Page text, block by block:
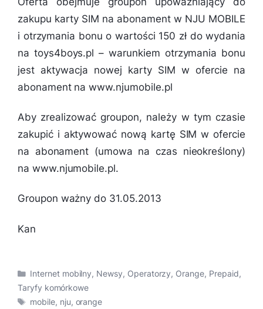
zakupu karty SIM na abonament w NJU MOBILE
i otrzymania bonu o wartości 150 zł do wydania
na toys4boys.pl – warunkiem otrzymania bonu
jest aktywacja nowej karty SIM w ofercie na
abonament na www.njumobile.pl
Aby zrealizować groupon, należy w tym czasie
zakupić i aktywować nową kartę SIM w ofercie
na abonament (umowa na czas nieokreślony)
na www.njumobile.pl.
Groupon ważny do 31.05.2013
Kan
Kategorie
Internet mobilny, Newsy, Operatorzy, Orange, Prepaid,
Taryfy komórkowe
Tagi
mobile, nju, orange